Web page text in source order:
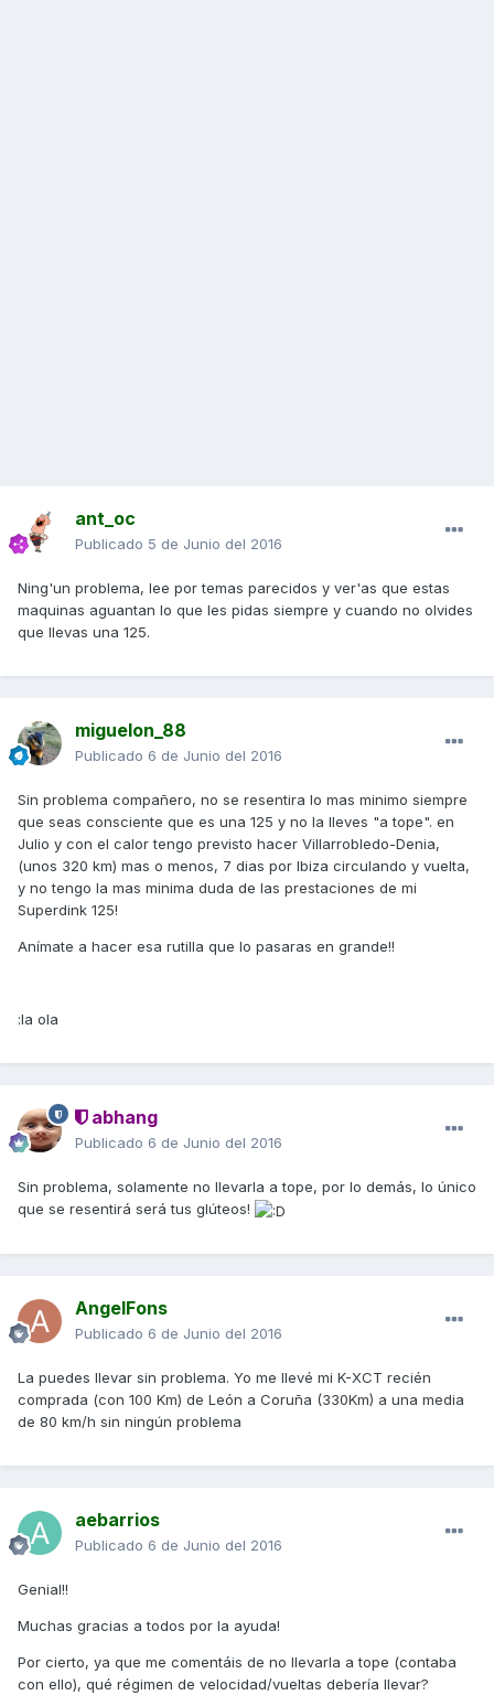
ant_oc
Publicado 5 de Junio del 2016
Ning'un problema, lee por temas parecidos y ver'as que estas
maquinas aguantan lo que les pidas siempre y cuando no olvides
que llevas una 125.
miguelon_88
Publicado 6 de Junio del 2016
Sin problema compañero, no se resentira lo mas minimo siempre
que seas consciente que es una 125 y no la lleves "a tope". en
Julio y con el calor tengo previsto hacer Villarrobledo-Denia,
(unos 320 km) mas o menos, 7 dias por Ibiza circulando y vuelta,
y no tengo la mas minima duda de las prestaciones de mi
Superdink 125!
Anímate a hacer esa rutilla que lo pasaras en grande!!
:la ola
abhang
Publicado 6 de Junio del 2016
Sin problema, solamente no llevarla a tope, por lo demás, lo único
que se resentirá será tus glúteos!
AngelFons
Publicado 6 de Junio del 2016
La puedes llevar sin problema. Yo me llevé mi K-XCT recién
comprada (con 100 Km) de León a Coruña (330Km) a una media
de 80 km/h sin ningún problema
aebarrios
Publicado 6 de Junio del 2016
Genial!!
Muchas gracias a todos por la ayuda!
Por cierto, ya que me comentáis de no llevarla a tope (contaba
con ello), qué régimen de velocidad/vueltas debería llevar?